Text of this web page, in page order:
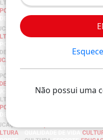
Não possui uma